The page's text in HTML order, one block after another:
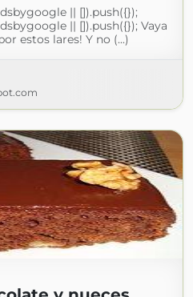
|| []).push({});
|| []).push({}); Vaya
estos lares! Y no (...)